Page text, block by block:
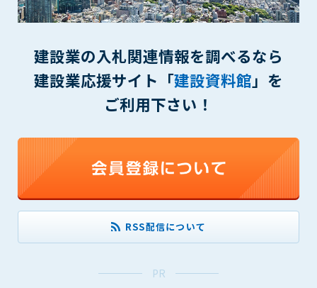
建設業の入札関連情報を調べるなら
建設業応援サイト「建設資料館」を
ご利用下さい！
RSS配信について
PR
(6) 管理者が承認していない営利を目的とした行為
(7) 公序良俗に反する行為
(9) その他、法律に反する行為
(10) 建設資料館から知り得た情報及びダウンロードした情報
を、営利を目的として第三者に転売し、または転売のため
に第三者に提供すること
第7条（登録内容の削除）
管理者は、会員が登録した内容が以下に該当する、またはその
恐れのあるものは、会員の承諾なく削除できるものとします。
(1) 登録されている情報が、第6条の定める禁止事項に該当する
と管理者が、判断した場合
(2) 建設資料館の運営および保守管理上、必要と判断した場合
(3) 広告掲載料金の支払が遅延した場合
第8条（サービスの変更・中止等）